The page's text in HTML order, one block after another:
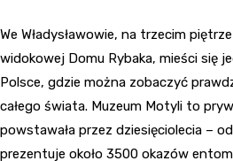
We Władysławowie, na trzecim
widokowej Domu Rybaka, mieści się
Polsce, gdzie można zobaczyć
całego świata. Muzeum Motyli to
powstawała przez dziesięciolecia –
prezentuje około 3500 okazów